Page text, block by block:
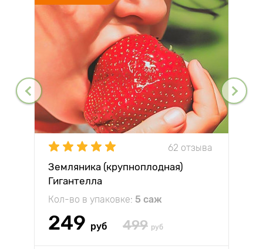
62 отзыва
Земляника (крупноплодная)
Гигантелла
Кол-во в упаковке: 5 саж
249 руб 499 руб